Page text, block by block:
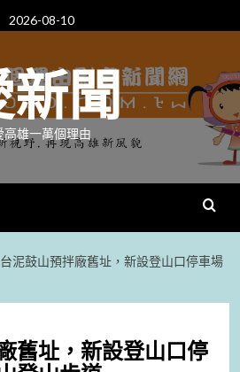
2026-08-10
新聞
高雄一萬個理由
台泥鼓山預拌廠舊址，新設登山口停車場
舊址，新設登山口停